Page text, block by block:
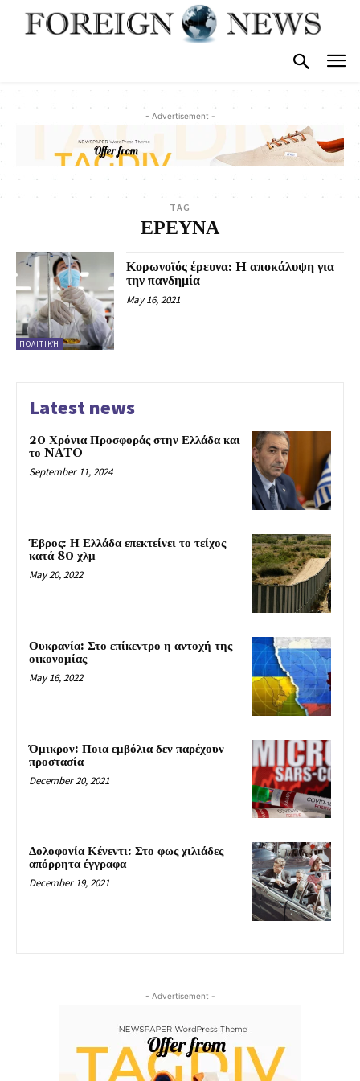
- Advertisement -
TAG
ΕΡΕΥΝΑ
ΠΟΛΙΤΙΚΉ
Κορωνοϊός έρευνα: H αποκάλυψη για
την πανδημία
May 16, 2021
Latest news
20 Χρόνια Προσφοράς στην Ελλάδα και
το NATO
September 11, 2024
Έβρος: Η Ελλάδα επεκτείνει το τείχος
κατά 80 χλμ
May 20, 2022
Ουκρανία: Στο επίκεντρο η αντοχή της
οικονομίας
May 16, 2022
Όμικρον: Ποια εμβόλια δεν παρέχουν
προστασία
December 20, 2021
Δολοφονία Κένεντι: Στο φως χιλιάδες
απόρρητα έγγραφα
December 19, 2021
- Advertisement -